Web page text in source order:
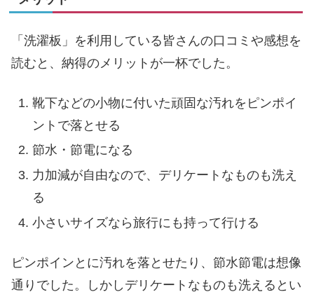
「洗濯板」を利用している皆さんの口コミや感想を
読むと、納得のメリットが一杯でした。
靴下などの小物に付いた頑固な汚れをピンポイ
ントで落とせる
節水・節電になる
力加減が自由なので、デリケートなものも洗え
る
小さいサイズなら旅行にも持って行ける
ピンポインとに汚れを落とせたり、節水節電は想像
通りでした。しかしデリケートなものも洗えるとい